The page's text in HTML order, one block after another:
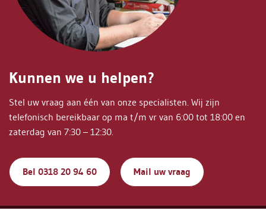
Kunnen we u helpen?
Stel uw vraag aan één van onze specialisten. Wij zijn
telefonisch bereikbaar op ma t/m vr van 6:00 tot 18:00 en
zaterdag van 7:30 – 12:30.
Bel 0318 20 94 60 Mail uw vraag